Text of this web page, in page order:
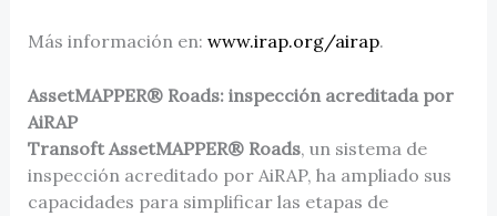
Más información en: www.irap.org/airap.
AssetMAPPER® Roads: inspección acreditada por
AiRAP
Transoft AssetMAPPER® Roads, un sistema de
inspección acreditado por AiRAP, ha ampliado sus
capacidades para simplificar las etapas de